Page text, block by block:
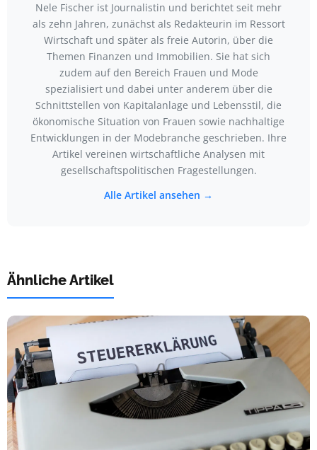
Nele Fischer ist Journalistin und berichtet seit mehr
als zehn Jahren, zunächst als Redakteurin im Ressort
Wirtschaft und später als freie Autorin, über die
Themen Finanzen und Immobilien. Sie hat sich
zudem auf den Bereich Frauen und Mode
spezialisiert und dabei unter anderem über die
Schnittstellen von Kapitalanlage und Lebensstil, die
ökonomische Situation von Frauen sowie nachhaltige
Entwicklungen in der Modebranche geschrieben. Ihre
Artikel vereinen wirtschaftliche Analysen mit
gesellschaftspolitischen Fragestellungen.
Alle Artikel ansehen →
Ähnliche Artikel